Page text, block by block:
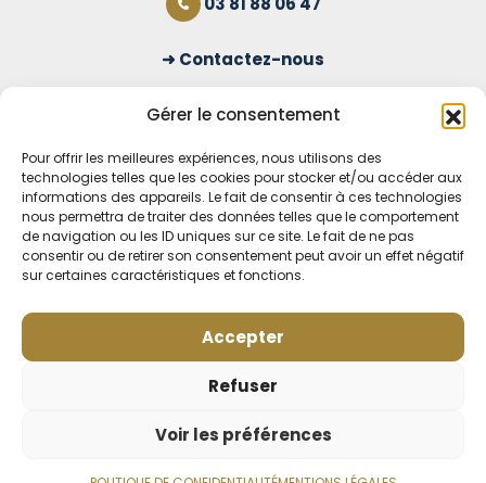
Gérer le consentement
Pour offrir les meilleures expériences, nous utilisons des
technologies telles que les cookies pour stocker et/ou accéder aux
informations des appareils. Le fait de consentir à ces technologies
nous permettra de traiter des données telles que le comportement
de navigation ou les ID uniques sur ce site. Le fait de ne pas
consentir ou de retirer son consentement peut avoir un effet négatif
sur certaines caractéristiques et fonctions.
Accepter
Refuser
Voir les préférences
Contactez-nous
OUVERT TOUS LES JOURS
Voir nos horaires
MENTIONS LÉGALES
POLITIQUE DE CONFIDENTIALITÉ